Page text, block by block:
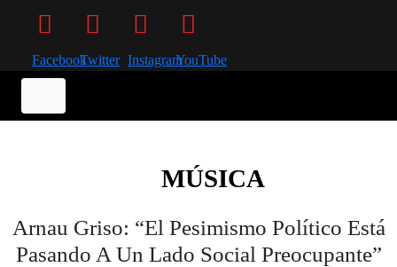
FacebookTwitter InstagramYouTube
MÚSICA
Arnau Griso: “El Pesimismo Político Está
Pasando A Un Lado Social Preocupante”